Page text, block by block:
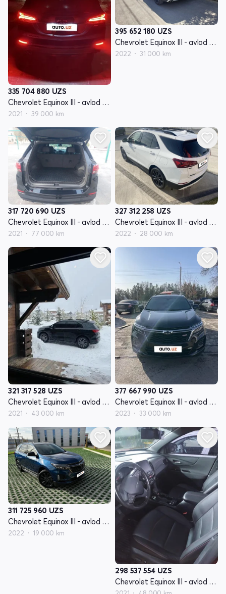
335 704 880 UZS
Chevrolet Equinox III - avlod restyling
2021 39 000 km
395 652 180 UZS
Chevrolet Equinox III - avlod restyling
2022 31 000 km
317 720 690 UZS
Chevrolet Equinox III - avlod restyling
2021 77 000 km
327 312 258 UZS
Chevrolet Equinox III - avlod restyling
2022 28 000 km
321 317 528 UZS
Chevrolet Equinox III - avlod restyling
2021 43 000 km
377 667 990 UZS
Chevrolet Equinox III - avlod restyling
2023 33 000 km
311 725 960 UZS
Chevrolet Equinox III - avlod restyling
2022 19 000 km
298 537 554 UZS
Chevrolet Equinox III - avlod restyling